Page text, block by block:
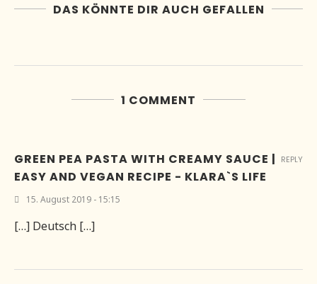
DAS KÖNNTE DIR AUCH GEFALLEN
1 COMMENT
GREEN PEA PASTA WITH CREAMY SAUCE |
EASY AND VEGAN RECIPE - KLARA`S LIFE
15. August 2019 - 15:15
[…] Deutsch […]
REPLY